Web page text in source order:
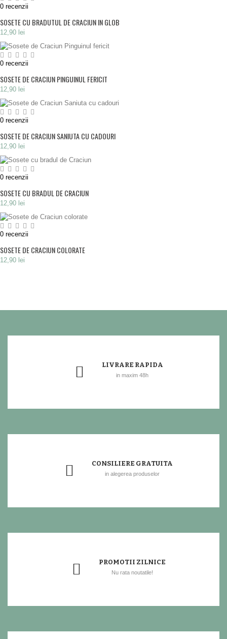
0 recenzii
SOSETE CU BRADUTUL DE CRACIUN IN GLOB
12,90 lei
0 recenzii
SOSETE DE CRACIUN PINGUINUL FERICIT
12,90 lei
0 recenzii
SOSETE DE CRACIUN SANIUTA CU CADOURI
12,90 lei
0 recenzii
SOSETE CU BRADUL DE CRACIUN
12,90 lei
0 recenzii
SOSETE DE CRACIUN COLORATE
12,90 lei
LIVRARE RAPIDA
in maxim 48h
CONSILIERE GRATUITA
in alegerea produselor
PROMOTII ZILNICE
Nu rata noutatile!